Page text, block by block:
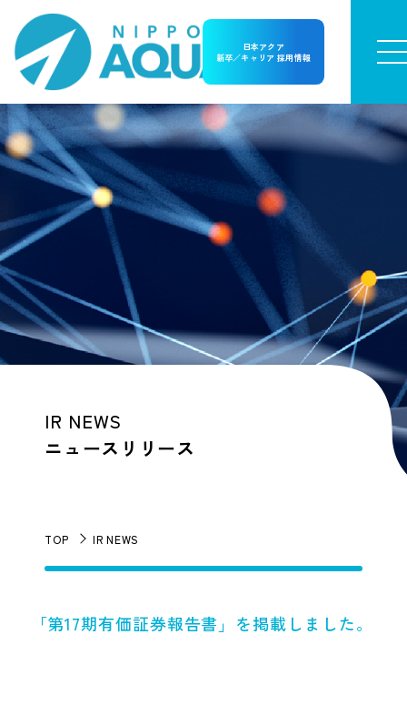
日本アクア
新卒／キャリア 採用情報
IR NEWS
ニュースリリース
TOP IR NEWS
「第17期有価証券報告書」を掲載しました。